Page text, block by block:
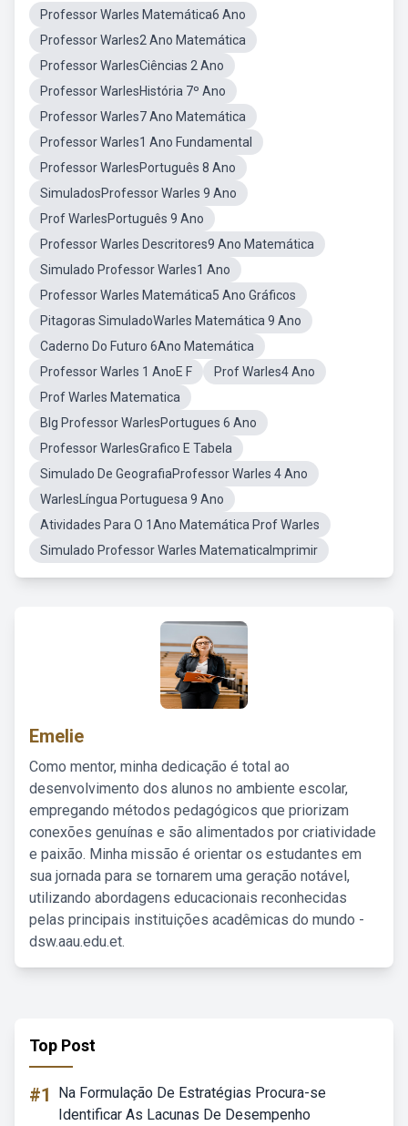
Professor Warles Matemática6 Ano
Professor Warles2 Ano Matemática
Professor WarlesCiências 2 Ano
Professor WarlesHistória 7º Ano
Professor Warles7 Ano Matemática
Professor Warles1 Ano Fundamental
Professor WarlesPortuguês 8 Ano
SimuladosProfessor Warles 9 Ano
Prof WarlesPortuguês 9 Ano
Professor Warles Descritores9 Ano Matemática
Simulado Professor Warles1 Ano
Professor Warles Matemática5 Ano Gráficos
Pitagoras SimuladoWarles Matemática 9 Ano
Caderno Do Futuro 6Ano Matemática
Professor Warles 1 AnoE F
Prof Warles4 Ano
Prof Warles Matematica
Blg Professor WarlesPortugues 6 Ano
Professor WarlesGrafico E Tabela
Simulado De GeografiaProfessor Warles 4 Ano
WarlesLíngua Portuguesa 9 Ano
Atividades Para O 1Ano Matemática Prof Warles
Simulado Professor Warles MatematicaImprimir
Emelie
Como mentor, minha dedicação é total ao
desenvolvimento dos alunos no ambiente escolar,
empregando métodos pedagógicos que priorizam
conexões genuínas e são alimentados por criatividade
e paixão. Minha missão é orientar os estudantes em
sua jornada para se tornarem uma geração notável,
utilizando abordagens educacionais reconhecidas
pelas principais instituições acadêmicas do mundo -
dsw.aau.edu.et.
Top Post
#1
Na Formulação De Estratégias Procura-se
Identificar As Lacunas De Desempenho